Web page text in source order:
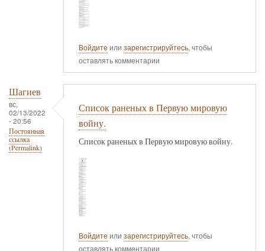
Войдите или зарегистрируйтесь, чтобы
оставлять комментарии
Шагиев
вс,
02/13/2022
- 20:56
Постоянная
ссылка
(Permalink)
Список раненых в Первую мировую
войну.
Список раненых в Первую мировую войну.
Войдите или зарегистрируйтесь, чтобы
оставлять комментарии